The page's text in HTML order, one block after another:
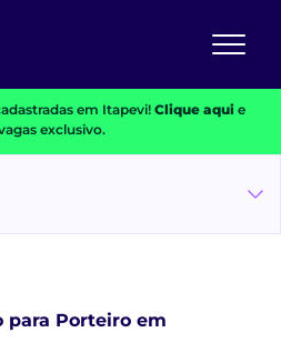
em Itapevi!Clique aquie
exclusivo.
para Porteiro em